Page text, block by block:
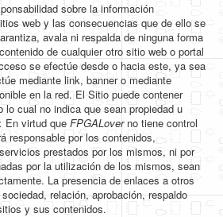
sobre la información
web y las consecuencias que de ello se
avala ni respalda de ninguna forma
de cualquier otro sitio web o portal
se efectúe desde o hacia este, ya sea
mediante link, banner o mediante
en la red. El Sitio puede contener
cual no indica que sean propiedad u
En virtud que FPGALoverno tiene control
responsable por los contenidos,
prestados por los mismos, ni por
por la utilización de los mismos, sean
La presencia de enlaces a otros
relación, aprobación, respaldo
y sus contenidos.